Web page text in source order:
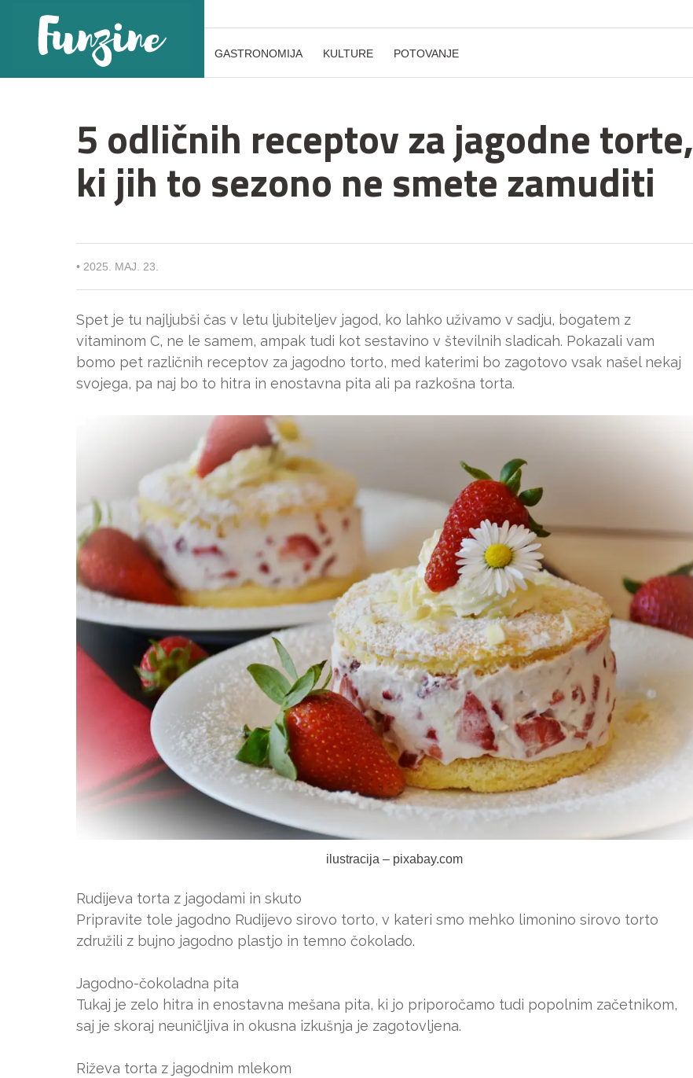
GASTRONOMIJA KULTURE POTOVANJE
5 odličnih receptov za jagodne torte,
ki jih to sezono ne smete zamuditi
• 2025. MAJ. 23.
Spet je tu najljubši čas v letu ljubiteljev jagod, ko lahko uživamo v sadju, bogatem z
vitaminom C, ne le samem, ampak tudi kot sestavino v številnih sladicah. Pokazali vam
bomo pet različnih receptov za jagodno torto, med katerimi bo zagotovo vsak našel nekaj
svojega, pa naj bo to hitra in enostavna pita ali pa razkošna torta.
ilustracija – pixabay.com
Rudijeva torta z jagodami in skuto
Pripravite tole jagodno Rudijevo sirovo torto, v kateri smo mehko limonino sirovo torto
združili z bujno jagodno plastjo in temno čokolado.
Jagodno-čokoladna pita
Tukaj je zelo hitra in enostavna mešana pita, ki jo priporočamo tudi popolnim začetnikom,
saj je skoraj neuničljiva in okusna izkušnja je zagotovljena.
Riževa torta z jagodnim mlekom